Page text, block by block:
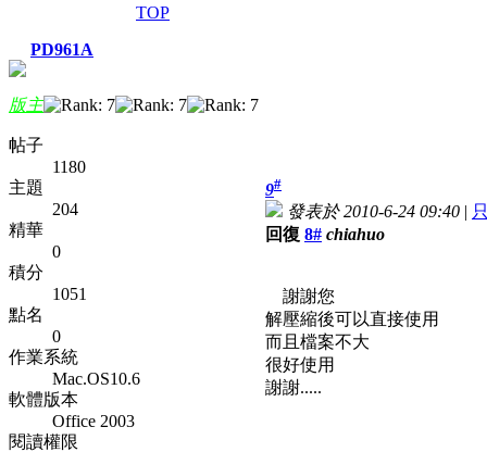
TOP
PD961A
版主
帖子
1180
主題
204
精華
0
積分
1051
點名
0
作業系統
Mac.OS10.6
軟體版本
Office 2003
閱讀權限
9#
發表於 2010-6-24 09:40 |
回復 8# chiahuo
謝謝您
解壓縮後可以直接使用
而且檔案不大
很好使用
謝謝.....